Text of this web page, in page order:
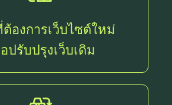
องการเว็บไซต์ใหม่
ปรับปรุงเว็บเดิม